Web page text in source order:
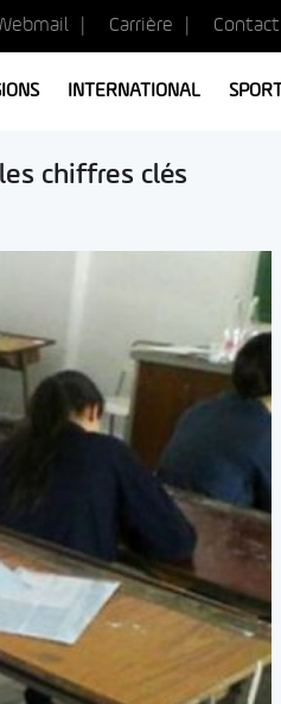
Carrière Contact
INTERNATIONAL SPORT
chiffres clés